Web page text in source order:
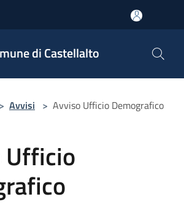
di Castellalto
> Avvisi > Avviso Ufficio Demografico
Ufficio